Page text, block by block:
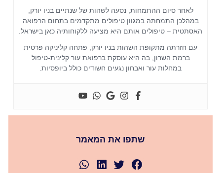
שתפו את המאמר
לאחר סיום ההתמחות, נסעה לשהות של שנתיים בניו יורק,
במהלכן התמחתה במגוון טיפולים מתקדמים בתחום הרפואה
האסתטית – טיפולים אותם היא מציעה ללקוחותיה כאן בישראל.
עם חזרתה מתקופת השהות בניו יורק, פתחה קליניקה פרטית
ברמת השרון, בה היא עוסקת ברפואת עור קלינית-טיפול
במחלות עור ואבחון נגעים חשודים כולל ביופסיות.